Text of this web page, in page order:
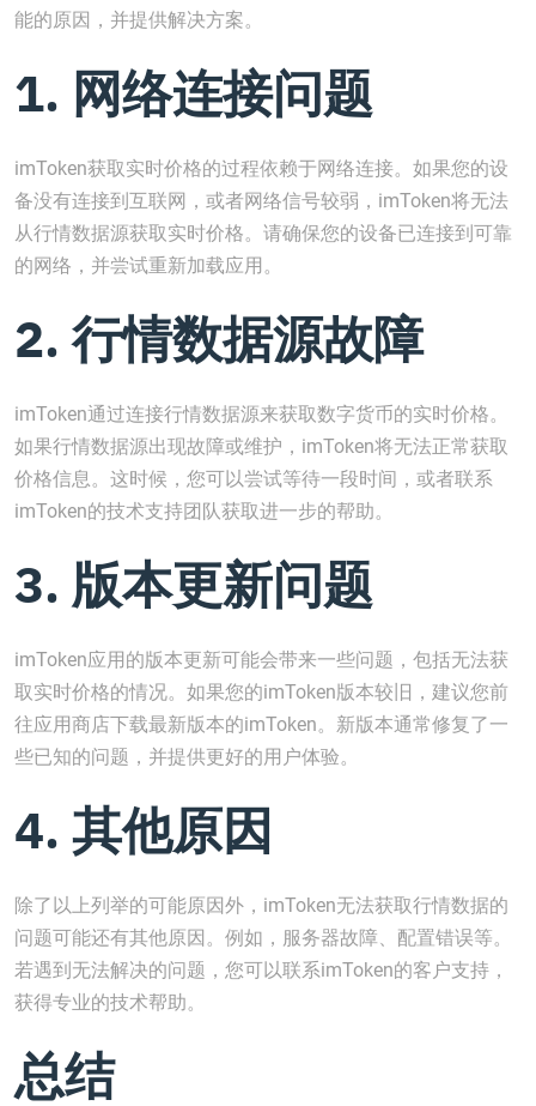
能的原因，并提供解决方案。
1. 网络连接问题
imToken获取实时价格的过程依赖于网络连接。如果您的设
备没有连接到互联网，或者网络信号较弱，imToken将无法
从行情数据源获取实时价格。请确保您的设备已连接到可靠
的网络，并尝试重新加载应用。
2. 行情数据源故障
imToken通过连接行情数据源来获取数字货币的实时价格。
如果行情数据源出现故障或维护，imToken将无法正常获取
价格信息。这时候，您可以尝试等待一段时间，或者联系
imToken的技术支持团队获取进一步的帮助。
3. 版本更新问题
imToken应用的版本更新可能会带来一些问题，包括无法获
取实时价格的情况。如果您的imToken版本较旧，建议您前
往应用商店下载最新版本的imToken。新版本通常修复了一
些已知的问题，并提供更好的用户体验。
4. 其他原因
除了以上列举的可能原因外，imToken无法获取行情数据的
问题可能还有其他原因。例如，服务器故障、配置错误等。
若遇到无法解决的问题，您可以联系imToken的客户支持，
获得专业的技术帮助。
总结